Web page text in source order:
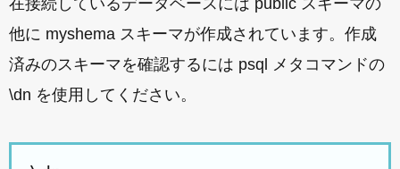
他に myshema スキーマが作成されています。作成
済みのスキーマを確認するには psql メタコマンドの
\dn を使用してください。